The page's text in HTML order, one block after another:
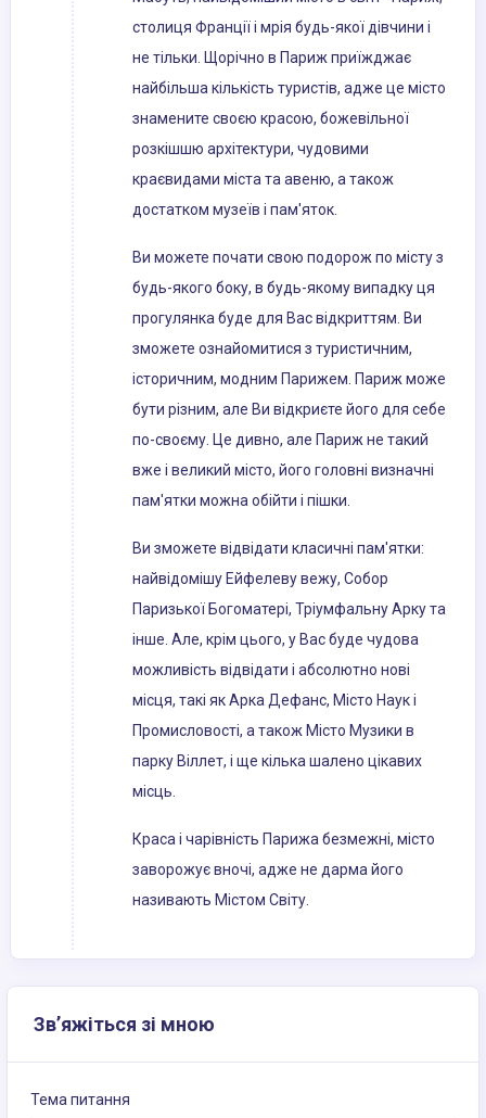
столиця Франції і мрія будь-якої дівчини і
не тільки. Щорічно в Париж приїжджає
найбільша кількість туристів, адже це місто
знамените своєю красою, божевільної
розкішшю архітектури, чудовими
краєвидами міста та авеню, а також
достатком музеїв і пам'яток.
Ви можете почати свою подорож по місту з
будь-якого боку, в будь-якому випадку ця
прогулянка буде для Вас відкриттям. Ви
зможете ознайомитися з туристичним,
історичним, модним Парижем. Париж може
бути різним, але Ви відкриєте його для себе
по-своєму. Це дивно, але Париж не такий
вже і великий місто, його головні визначні
пам'ятки можна обійти і пішки.
Ви зможете відвідати класичні пам'ятки:
найвідомішу Ейфелеву вежу, Собор
Паризької Богоматері, Тріумфальну Арку та
інше. Але, крім цього, у Вас буде чудова
можливість відвідати і абсолютно нові
місця, такі як Арка Дефанс, Місто Наук і
Промисловості, а також Місто Музики в
парку Віллет, і ще кілька шалено цікавих
місць.
Краса і чарівність Парижа безмежні, місто
заворожує вночі, адже не дарма його
називають Містом Світу.
Зв’яжіться зі мною
Тема питання